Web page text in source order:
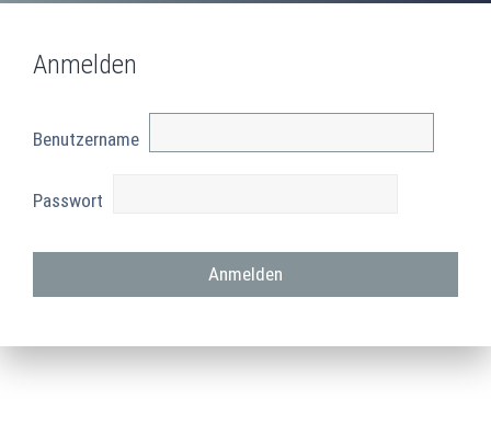
Anmelden
Benutzername
Passwort